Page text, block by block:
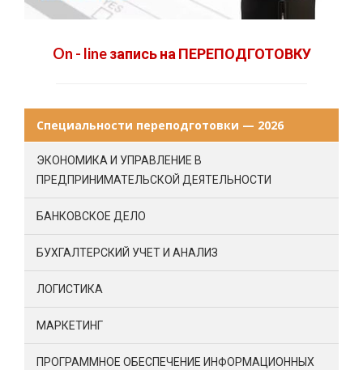
On - line запись на ПЕРЕПОДГОТОВКУ
Специальности переподготовки — 2026
ЭКОНОМИКА И УПРАВЛЕНИЕ В
ПРЕДПРИНИМАТЕЛЬСКОЙ ДЕЯТЕЛЬНОСТИ
БАНКОВСКОЕ ДЕЛО
БУХГАЛТЕРСКИЙ УЧЕТ И АНАЛИЗ
ЛОГИСТИКА
МАРКЕТИНГ
ПРОГРАММНОЕ ОБЕСПЕЧЕНИЕ ИНФОРМАЦИОННЫХ